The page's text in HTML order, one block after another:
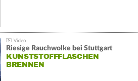
Riesige Rauchwolke bei Stuttgart
KUNSTSTOFFFLASCHEN
BRENNEN